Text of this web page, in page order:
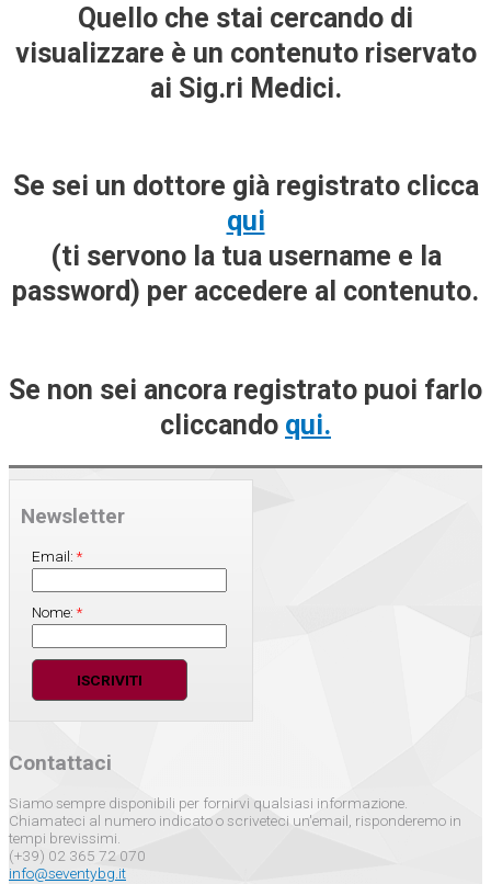
Quello che stai cercando di
visualizzare è un contenuto riservato
ai Sig.ri Medici.
Se sei un dottore già registrato clicca
qui
(ti servono la tua username e la
password) per accedere al contenuto.
Se non sei ancora registrato puoi farlo
cliccando qui.
Newsletter
Email:*
Nome:*
Contattaci
Siamo sempre disponibili per fornirvi qualsiasi informazione.
Chiamateci al numero indicato o scriveteci un'email, risponderemo in
tempi brevissimi.
(+39) 02 365 72 070
info@seventybg.it